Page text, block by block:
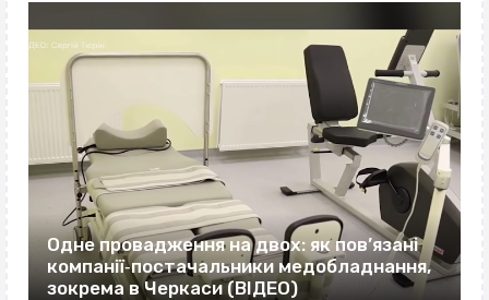
Одне провадження на двох: як пов’язані
компанії‐постачальники медобладнання,
зокрема в Черкаси (ВІДЕО)